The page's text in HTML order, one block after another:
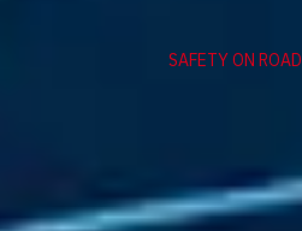
SAFETY ON ROAD